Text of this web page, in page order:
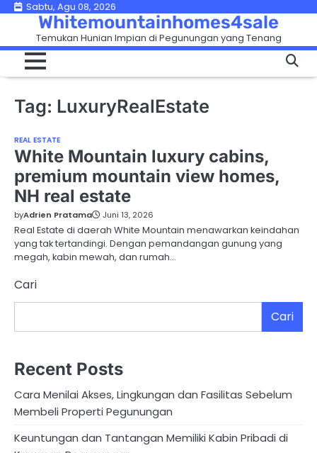
Skip
content
Sabtu, Agu 08, 2026
Whitemountainhomes4sale
Temukan Hunian Impian di Pegunungan yang Tenang
Tag: LuxuryRealEstate
REAL ESTATE
White Mountain luxury cabins,
premium mountain view homes,
NH real estate
byAdrien Pratama Juni 13, 2026
Real Estate di daerah White Mountain menawarkan keindahan
yang tak tertandingi. Dengan pemandangan gunung yang
megah, kabin mewah, dan rumah…
Cari
Cari
Recent Posts
Cara Menilai Akses, Lingkungan dan Fasilitas Sebelum
Membeli Properti Pegunungan
Keuntungan dan Tantangan Memiliki Kabin Pribadi di